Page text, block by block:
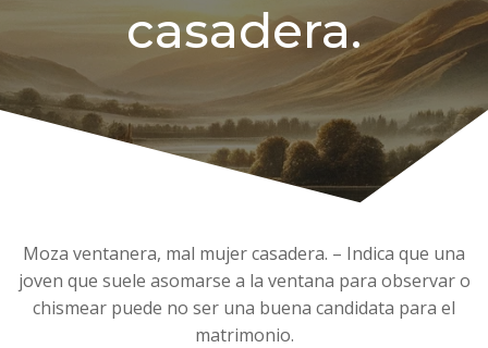
casadera.
Moza ventanera, mal mujer casadera. – Indica que una
joven que suele asomarse a la ventana para observar o
chismear puede no ser una buena candidata para el
matrimonio.